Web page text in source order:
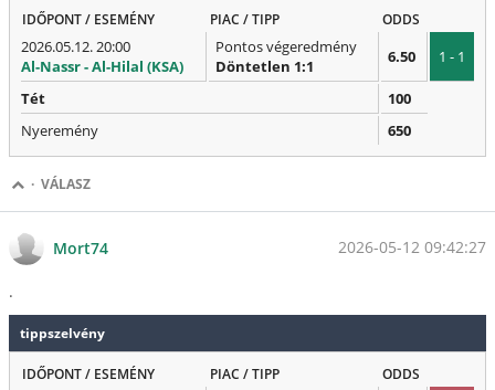
IDŐPONT / ESEMÉNY PIAC / TIPP ODDS
2026.05.12. 20:00
Al-Nassr - Al-Hilal (KSA)
Pontos végeredmény
Döntetlen 1:1
6.50 1 - 1
Tét
100
Nyeremény
650
· VÁLASZ
Mort74 2026-05-12 09:42:27
.
tippszelvény
IDŐPONT / ESEMÉNY PIAC / TIPP ODDS